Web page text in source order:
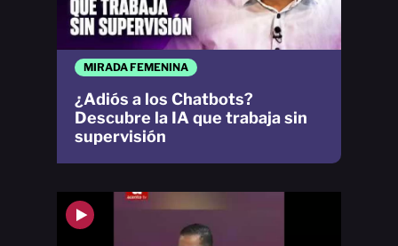
MIRADA FEMENINA
¿Adiós a los Chatbots?
Descubre la IA que trabaja sin
supervisión